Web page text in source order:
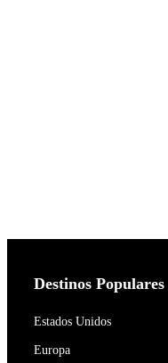
Destinos Populares
Estados Unidos
Europa